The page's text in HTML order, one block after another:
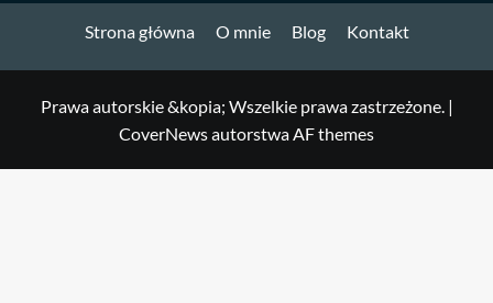
Strona główna O mnie Blog Kontakt
Prawa autorskie &kopia; Wszelkie prawa zastrzeżone. |
CoverNewsautorstwa AF themes